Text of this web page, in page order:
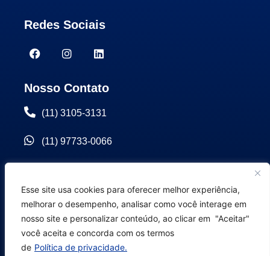
Esse site usa cookies para oferecer melhor experiência,
melhorar o desempenho, analisar como você interage em
nosso site e personalizar conteúdo, ao clicar em "Aceitar"
você aceita e concorda com os termos
de Política de privacidade.
Redes Sociais
Nosso Contato
(11) 3105-3131
(11) 97733-0066
Rodovia Raposo Tavares, km 22 bloco B, sala
04 Granja Viana – Cotia/SP